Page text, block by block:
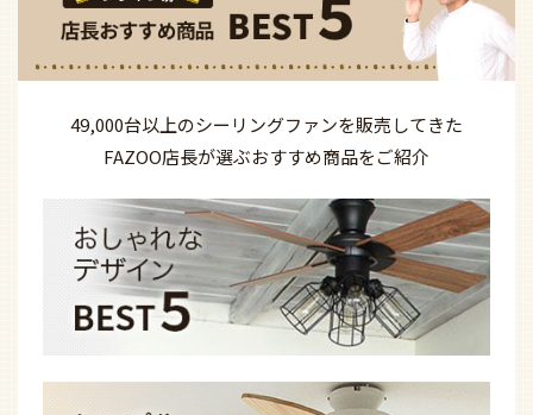
49,000台以上のシーリングファンを販売してきた
FAZOO店長が選ぶおすすめ商品をご紹介